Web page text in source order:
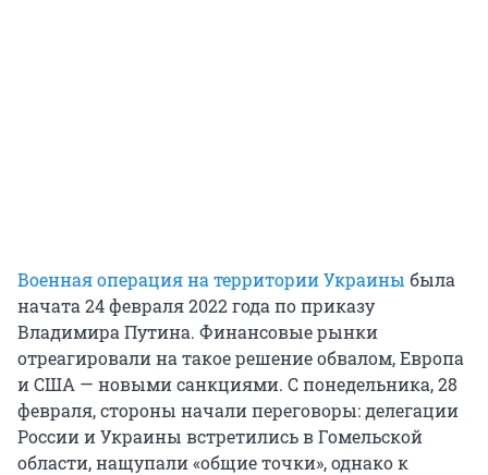
Военная операция на территории Украины была
начата 24 февраля 2022 года по приказу
Владимира Путина. Финансовые рынки
отреагировали на такое решение обвалом, Европа
и США — новыми санкциями. С понедельника, 28
февраля, стороны начали переговоры: делегации
России и Украины встретились в Гомельской
области, нащупали «общие точки», однако к